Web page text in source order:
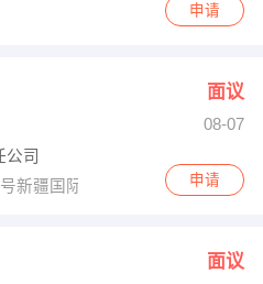
申请
面议
08-07
公司
新疆国际大厦13层
申请
面议